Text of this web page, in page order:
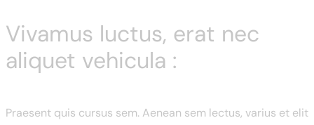
Vivamus luctus, erat nec
aliquet vehicula :
Praesent quis cursus sem. Aenean sem lectus, varius et elit